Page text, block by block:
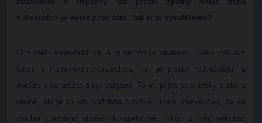
v diskusích je velice proti vám. Jak si to vysvětlujete?
Čím větší anonymita lidí, a to umožňuje facebook i vaše diskusní
fórum v ParlamentnichListech.cz, tím je pisatel “odvážnější“ a
dokáže více urážet a být vulgární. To mi přijde jako lidsky nízké a
ubohé, ale je to věc každého člověka. Jsem přesvědčen, že se
všichni chováme slušně, kompetentně, nikdo z nás nekrade,